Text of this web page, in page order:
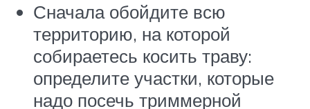
Сначала обойдите всю
территорию, на которой
собираетесь косить траву:
определите участки, которые
надо посечь триммерной